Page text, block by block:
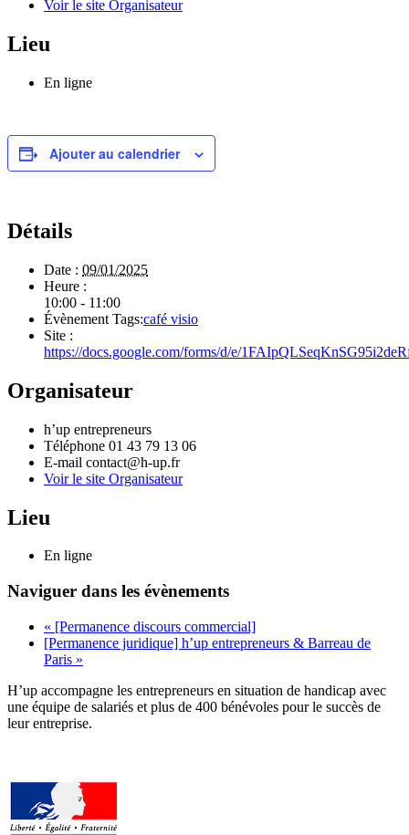
Voir le site Organisateur
Lieu
En ligne
Ajouter au calendrier
Détails
Date : 09/01/2025
Heure :
10:00 - 11:00
Évènement Tags:café visio
Site :
https://docs.google.com/forms/d/e/
Organisateur
h’up entrepreneurs
Téléphone 01 43 79 13 06
E-mail contact@h-up.fr
Voir le site Organisateur
Lieu
En ligne
Naviguer dans les évènements
« [Permanence discours commercial]
[Permanence juridique] h’up entrepreneurs & Barreau de
Paris »
H’up accompagne​​ les entrepreneurs en situation de handicap avec
une équipe de salariés et plus de 400 bénévoles pour le succès de
leur entreprise.